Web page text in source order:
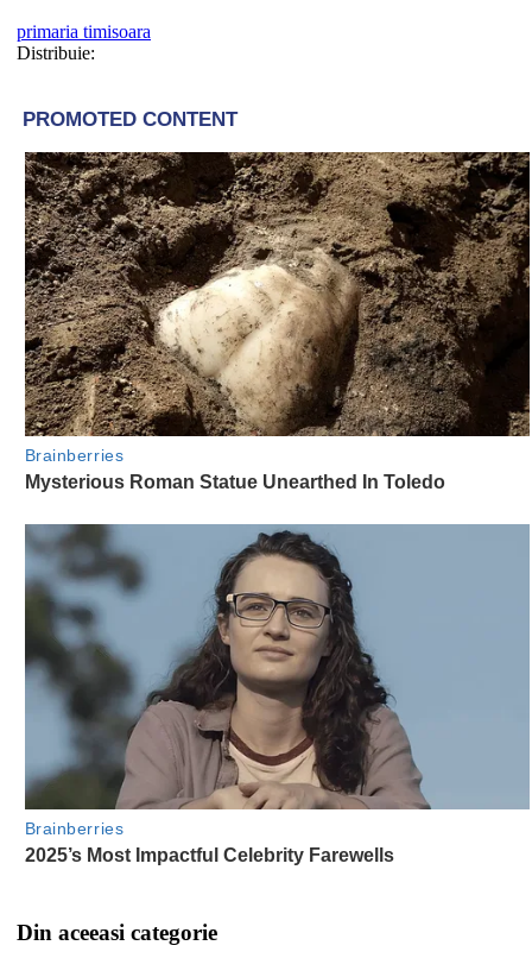
primaria timisoara
Distribuie:
Din aceeasi categorie